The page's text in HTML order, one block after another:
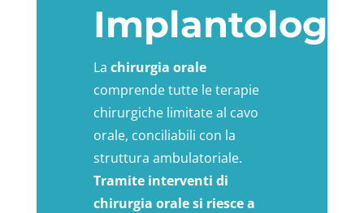
Implantologia
La chirurgia orale
comprende tutte le terapie
chirurgiche limitate al cavo
orale, conciliabili con la
struttura ambulatoriale.
Tramite interventi di
chirurgia orale si riesce a